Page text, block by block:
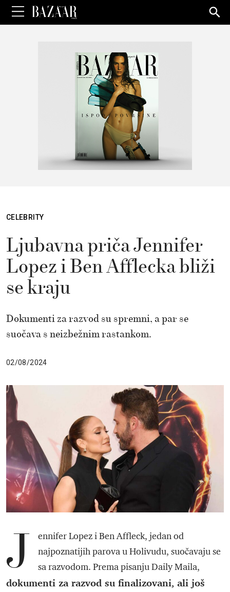
for:
CELEBRITY
Ljubavna priča Jennifer
Lopez i Ben Afflecka bliži
se kraju
Dokumenti za razvod su spremni, a par se
suočava s neizbežnim rastankom.
02/08/2024
J
ennifer Lopez i Ben Affleck, jedan od
najpoznatijih parova u Holivudu, suočavaju se
sa razvodom. Prema pisanju Daily Maila,
dokumenti za razvod su finalizovani, ali još